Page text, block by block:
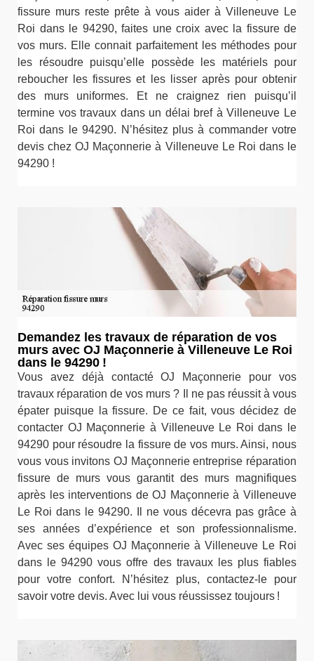
fissure murs reste prête à vous aider à Villeneuve Le
Roi dans le 94290, faites une croix avec la fissure de
vos murs. Elle connait parfaitement les méthodes pour
les résoudre puisqu’elle possède les matériels pour
reboucher les fissures et les lisser après pour obtenir
des murs uniformes. Et ne craignez rien puisqu’il
termine vos travaux dans un délai bref à Villeneuve Le
Roi dans le 94290. N’hésitez plus à commander votre
devis chez OJ Maçonnerie à Villeneuve Le Roi dans le
94290 !
Demandez les travaux de réparation de vos
murs avec OJ Maçonnerie à Villeneuve Le Roi
dans le 94290 !
Vous avez déjà contacté OJ Maçonnerie pour vos
travaux réparation de vos murs ? Il ne pas réussit à vous
épater puisque la fissure. De ce fait, vous décidez de
contacter OJ Maçonnerie à Villeneuve Le Roi dans le
94290 pour résoudre la fissure de vos murs. Ainsi, nous
vous vous invitons OJ Maçonnerie entreprise réparation
fissure de murs vous garantit des murs magnifiques
après les interventions de OJ Maçonnerie à Villeneuve
Le Roi dans le 94290. Il ne vous décevra pas grâce à
ses années d’expérience et son professionnalisme.
Avec ses équipes OJ Maçonnerie à Villeneuve Le Roi
dans le 94290 vous offre des travaux les plus fiables
pour votre confort. N’hésitez plus, contactez-le pour
savoir votre devis. Avec lui vous réussissez toujours !